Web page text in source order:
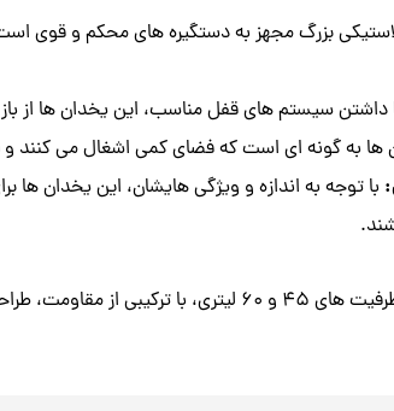
بزرگ مجهز به دستگیره‌ های محکم و قوی
داشتن سیستم‌ های قفل مناسب، این یخدان‌ ها از
ها به‌ گونه‌ ای است که فضای کمی اشغال می‌ کنند و
با توجه به اندازه و ویژگی‌ هایشان، این یخدان‌ ها
به طور کلی، یخدان پلاستیکی بزرگ با ظرفیت‌ های 45 و 60